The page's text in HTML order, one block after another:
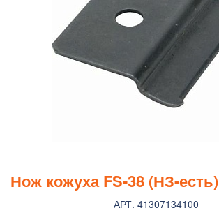
Нож кожуха FS-38 (НЗ-есть)
АРТ. 41307134100